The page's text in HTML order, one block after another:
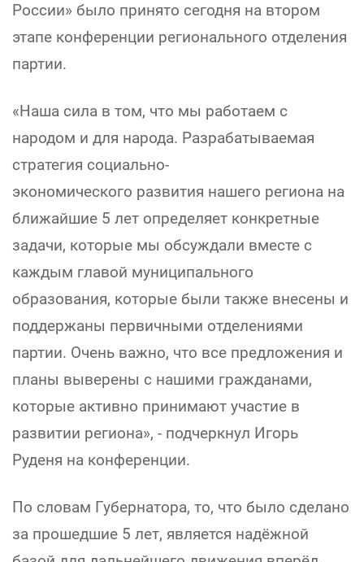
России» было принято сегодня на втором
этапе конференции регионального отделения
партии.
«Наша сила в том, что мы работаем с
народом и для народа. Разрабатываемая
стратегия социально-
экономического развития нашего региона на
ближайшие 5 лет определяет конкретные
задачи, которые мы обсуждали вместе с
каждым главой муниципального
образования, которые были также внесены и
поддержаны первичными отделениями
партии. Очень важно, что все предложения и
планы выверены с нашими гражданами,
которые активно принимают участие в
развитии региона», - подчеркнул Игорь
Руденя на конференции.
По словам Губернатора, то, что было сделано
за прошедшие 5 лет, является надёжной